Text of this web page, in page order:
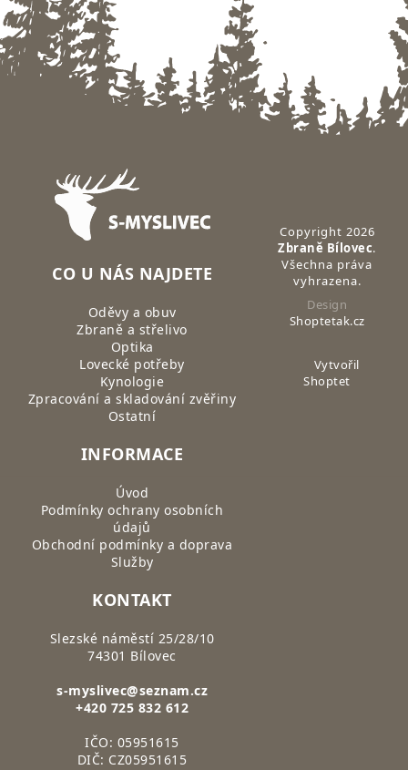
Zápatí
CO U NÁS NAJDETE
Oděvy a obuv
Zbraně a střelivo
Optika
Lovecké potřeby
Kynologie
Zpracování a skladování zvěřiny
Ostatní
INFORMACE
Úvod
Podmínky ochrany osobních
údajů
Obchodní podmínky a doprava
Služby
KONTAKT
Slezské náměstí 25/28/10
74301 Bílovec
s-myslivec@seznam.cz
+420 725 832 612
IČO: 05951615
DIČ: CZ05951615
Copyright 2026
Zbraně Bílovec.
Všechna práva
vyhrazena.
Design
Shoptetak.cz
Vytvořil
Shoptet